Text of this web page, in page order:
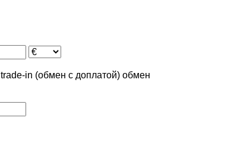
trade-in (обмен с доплатой) обмен